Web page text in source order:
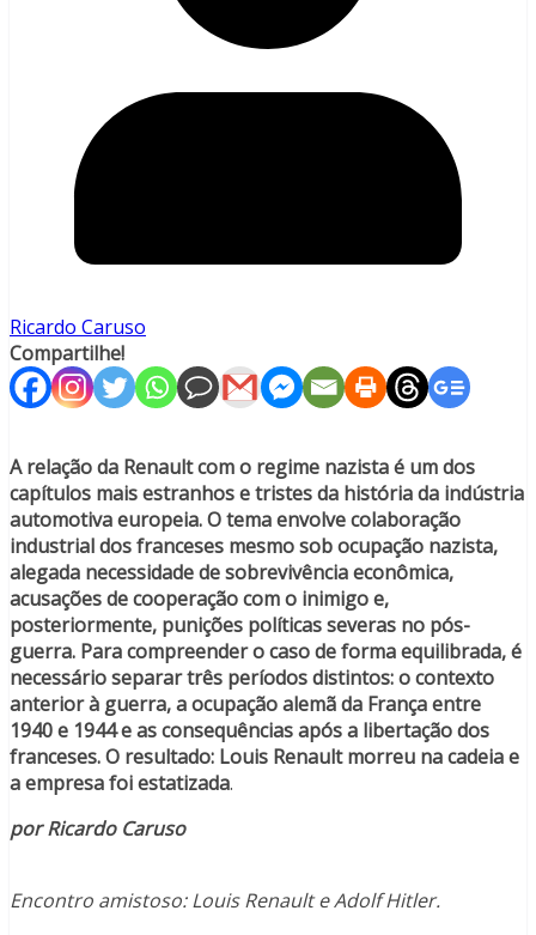
Ricardo Caruso
Compartilhe!
A relação da Renault com o regime nazista é um dos
capítulos mais estranhos e tristes da história da indústria
automotiva europeia. O tema envolve colaboração
industrial dos franceses mesmo sob ocupação nazista,
alegada necessidade de sobrevivência econômica,
acusações de cooperação com o inimigo e,
posteriormente, punições políticas severas no pós-
guerra. Para compreender o caso de forma equilibrada, é
necessário separar três períodos distintos: o contexto
anterior à guerra, a ocupação alemã da França entre
1940 e 1944 e as consequências após a libertação dos
franceses. O resultado: Louis Renault morreu na cadeia e
a empresa foi estatizada.
por Ricardo Caruso
Encontro amistoso: Louis Renault e Adolf Hitler.